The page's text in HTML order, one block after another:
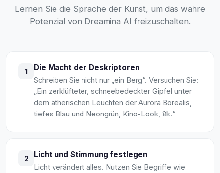
Lernen Sie die Sprache der Kunst, um das wahre
Potenzial von Dreamina AI freizuschalten.
1 Die Macht der Deskriptoren
Schreiben Sie nicht nur „ein Berg“. Versuchen Sie:
„Ein zerklüfteter, schneebedeckter Gipfel unter
dem ätherischen Leuchten der Aurora Borealis,
tiefes Blau und Neongrün, Kino-Look, 8k.“
2 Licht und Stimmung festlegen
Licht verändert alles. Nutzen Sie Begriffe wie